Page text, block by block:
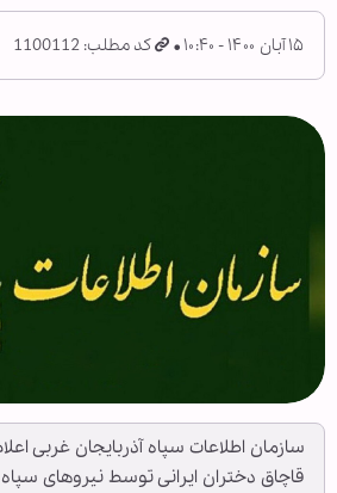
۱۵ آبان ۱۴۰۰ - ۱۰:۴۰ کد مطلب: 1100112
سازمان اطلاعات سپاه آذربایجان غربی
قاچاق دختران ایرانی توسط نیرو‌های